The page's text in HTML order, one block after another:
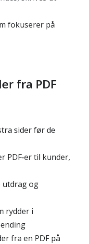
fokuserer på
fra PDF
sider før de
PDF‑er til kunder,
utdrag og
rydder i
fra en PDF på